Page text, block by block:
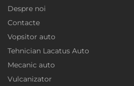
Despre noi
Contacte
Vopsitor auto
Tehnician Lacatus Auto
Mecanic auto
Vulcanizator